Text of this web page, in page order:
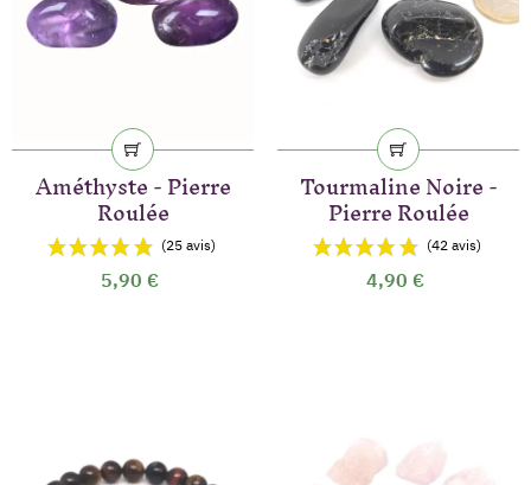
(46 avis)
Améthyste - Pierre
Roulée
5,90 €
Tourmaline Noire -
Pierre Roulée
4,90 €